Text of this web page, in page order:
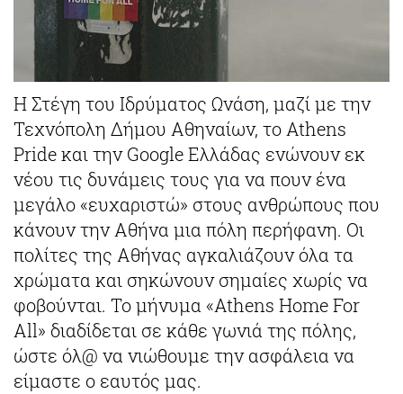
Η Στέγη του Ιδρύματος Ωνάση, μαζί με την
Τεχνόπολη Δήμου Αθηναίων, το Athens
Pride και την Google Ελλάδας ενώνουν εκ
νέου τις δυνάμεις τους για να πουν ένα
μεγάλο «ευχαριστώ» στους ανθρώπους που
κάνουν την Αθήνα μια πόλη περήφανη. Οι
πολίτες της Αθήνας αγκαλιάζουν όλα τα
χρώματα και σηκώνουν σημαίες χωρίς να
φοβούνται. Το μήνυμα «Athens Home For
All» διαδίδεται σε κάθε γωνιά της πόλης,
ώστε όλ@ να νιώθουμε την ασφάλεια να
είμαστε ο εαυτός μας.